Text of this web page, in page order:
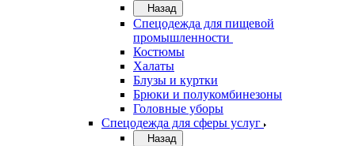
Назад
Спецодежда для пищевой
промышленности
Костюмы
Халаты
Блузы и куртки
Брюки и полукомбинезоны
Головные уборы
Спецодежда для сферы услуг
Назад